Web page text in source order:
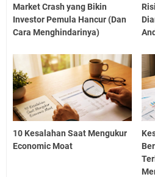
Market Crash yang Bikin
Investor Pemula Hancur (Dan
Cara Menghindarinya)
10 Kesalahan Saat Mengukur
Economic Moat